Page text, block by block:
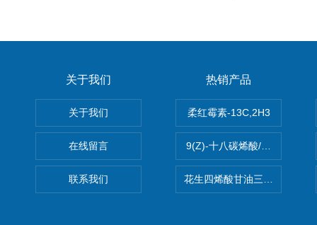
关于我们
关于我们
在线留言
联系我们
热销产品
柔红霉素-13C,2H3
9(Z)-十八碳烯酸/油酸
花生四烯酸甘油三酯(顺式-